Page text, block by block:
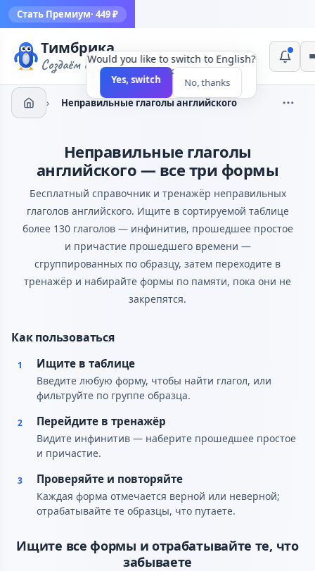
Стать Премиум· 449 ₽
Тимбрика
Создаём инструменты
› Неправильные глаголы английского
Неправильные глаголы
английского — все три формы
Бесплатный справочник и тренажёр неправильных
глаголов английского. Ищите в сортируемой таблице
более 130 глаголов — инфинитив, прошедшее простое
и причастие прошедшего времени —
сгруппированных по образцу, затем переходите в
тренажёр и набирайте формы по памяти, пока они не
закрепятся.
Как пользоваться
1 Ищите в таблице
Введите любую форму, чтобы найти глагол, или
фильтруйте по группе образца.
2 Перейдите в тренажёр
Видите инфинитив — наберите прошедшее простое
и причастие.
3 Проверяйте и повторяйте
Каждая форма отмечается верной или неверной;
отрабатывайте те образцы, что путаете.
Ищите все формы и отрабатывайте те, что
забываете
×
Would you like to switch to English?
Yes, switch No, thanks